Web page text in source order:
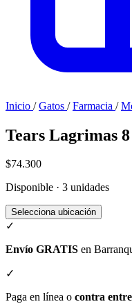
Inicio / Gatos / Farmacia /
Tears Lagrimas
$74.300
Disponible · 3 unidades
Selecciona ubicación
✓
Envío GRATIS en
✓
Paga en línea o contra